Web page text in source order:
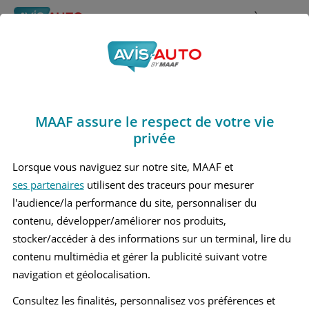
Rechercher À propos
Obtenir un devis d'assurance auto MAAF
Avis Nissan Micra
NISSAN MICRA 2 BERLINE
NISSAN MICRA 3 CABRIOLET
NISSAN MICRA 4 BERLINE
NISSAN MICRA 5 BERLINE
MAAF assure le respect de votre vie
privée
Lorsque vous naviguez sur notre site, MAAF et
ses partenairesutilisent des traceurs pour mesurer
l'audience/la performance du site, personnaliser du
contenu, développer/améliorer nos produits,
stocker/accéder à des informations sur un terminal, lire du
contenu multimédia et gérer la publicité suivant votre
navigation et géolocalisation.
Consultez les finalités, personnalisez vos préférences et